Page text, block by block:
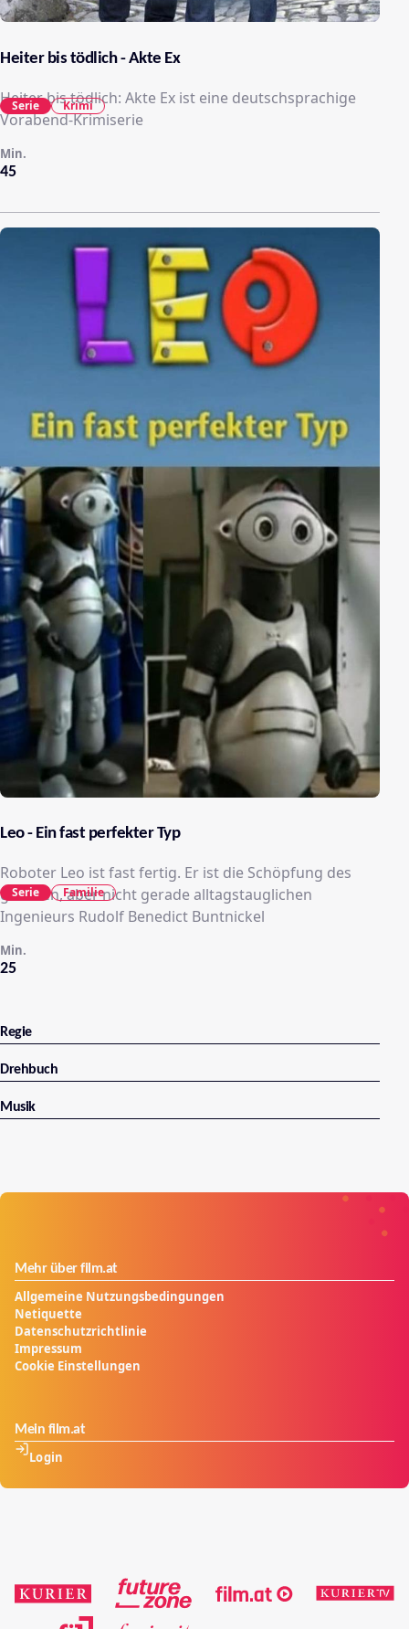
Heiter bis tödlich - Akte Ex
Heiter bis tödlich: Akte Ex ist eine deutschsprachige
Vorabend-Krimiserie
45
Min.
Serie Krimi
Leo - Ein fast perfekter Typ
Roboter Leo ist fast fertig. Er ist die Schöpfung des
genialen, aber nicht gerade alltagstauglichen
Ingenieurs Rudolf Benedict Buntnickel
25
Min.
Serie Familie
Regie
Drehbuch
Musik
Mehr über film.at
Allgemeine Nutzungsbedingungen
Netiquette
Datenschutzrichtlinie
Impressum
Cookie Einstellungen
Mein film.at
Login